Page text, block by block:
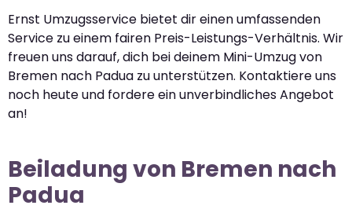
Ernst Umzugsservice bietet dir einen umfassenden
Service zu einem fairen Preis-Leistungs-Verhältnis. Wir
freuen uns darauf, dich bei deinem Mini-Umzug von
Bremen nach Padua zu unterstützen. Kontaktiere uns
noch heute und fordere ein unverbindliches Angebot
an!
Beiladung von Bremen nach
Padua